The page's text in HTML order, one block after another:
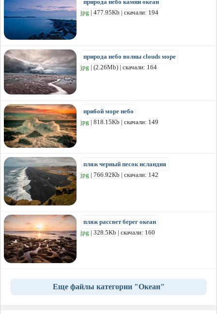
природа небо камни океан
jpg | 477.95Kb | скачали: 194
природа небо волны clouds море
jpg | (2.26Mb) | скачали: 164
прибой море небо
jpg | 818.15Kb | скачали: 149
пляж черный песок исландия
jpg | 766.92Kb | скачали: 142
пляж рассвет берег океан
jpg | 328.5Kb | скачали: 160
Еще файлы категории "Океан"